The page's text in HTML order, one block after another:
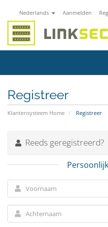
Nederlands Aanmelden
Registreer
Klantensysteem Home Registreer
Reeds geregistreerd?